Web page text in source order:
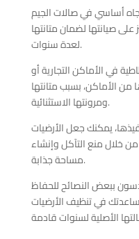
أساسي في صالات الجيم
صيانتها لضمان متانتها
لعدة سنوات.
في الأماكن التجارية أو
من الأماكن، بسبب متانتها
ومرونتها الاستثنائية.
يمكنك جعل الأرضيات
خلال منع التآكل وإنشاء
مساحة جذابة.
ببعض النصائح للحفاظ
في تنظيف الأرضيات